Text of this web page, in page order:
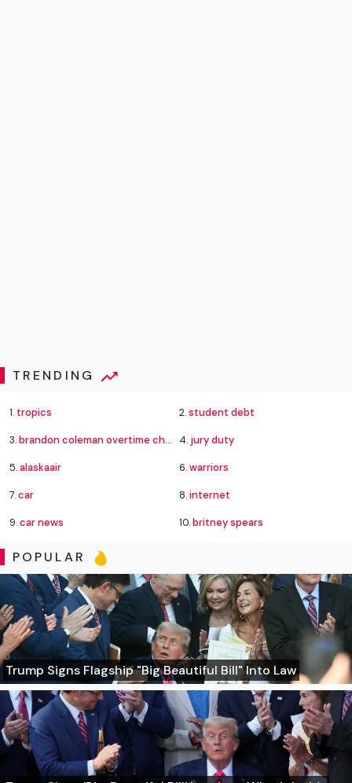
TRENDING
1. tropics 2.student debt
3.brandon coleman overtime charges 4. jury duty
5.alaskaair 6.warriors
7.car 8.internet
9.car news 10.britney spears
POPULAR
Trump Signs Flagship "Big Beautiful Bill" Into Law